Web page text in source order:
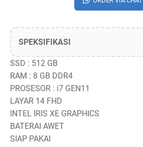
SPEKSIFIKASI
SSD : 512 GB
RAM : 8 GB DDR4
PROSESOR : i7 GEN11
LAYAR 14 FHD
INTEL IRIS XE GRAPHICS
BATERAI AWET
SIAP PAKAI